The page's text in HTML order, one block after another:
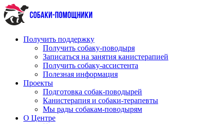
Перейти
к
содержимому
Получить поддержку
Получить собаку-поводыря
Записаться на занятия канистерапией
Получить собаку-ассистента
Полезная информация
Проекты
Подготовка собак-поводырей
Канистерапия и собаки-терапевты
Мы рады собакам-поводырям
О Центре